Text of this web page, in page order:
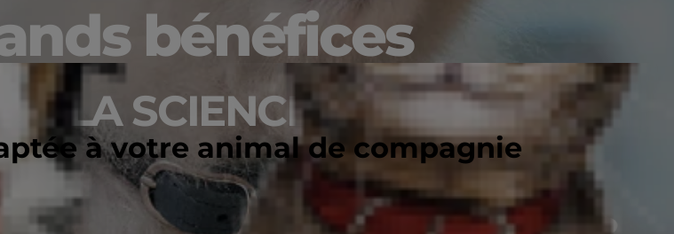
à votre animal de compagnie
bénéfices
À LA SCIENCE.